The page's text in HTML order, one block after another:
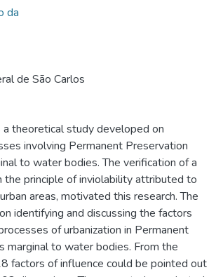
da
de São Carlos
theoretical study developed on
involving Permanent Preservation
to water bodies. The verification of a
the principle of inviolability attributed to
areas, motivated this research. The
identifying and discussing the factors
of urbanization in Permanent
marginal to water bodies. From the
factors of influence could be pointed out